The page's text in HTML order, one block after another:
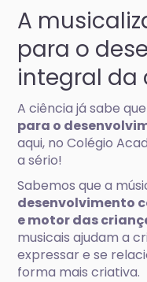
A
para o
integral da
A ciência já sabe que
para o
aqui, no Colégio
a sério!
Sabemos que a
desenvolvimento
e motor das
musicais ajudam a
expressar e se
forma mais criativa.